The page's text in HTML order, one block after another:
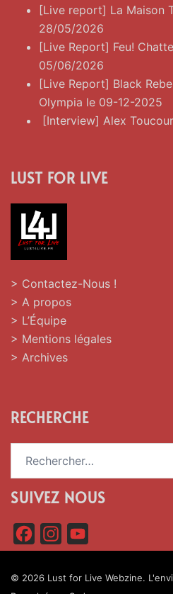
[Live report] La Maison
28/05/2026
[Live Report] Feu!
05/06/2026
[Live Report] Black
Olympia le 09-12-2025
[Interview] Alex
LUST FOR LIVE
> Contactez-Nous !
> A propos
> L’Équipe
> Mentions légales
> Archives
RECHERCHE
SUIVEZ NOUS
a
c
n
s
o
u
© 2026 Lust for Live Webzine.